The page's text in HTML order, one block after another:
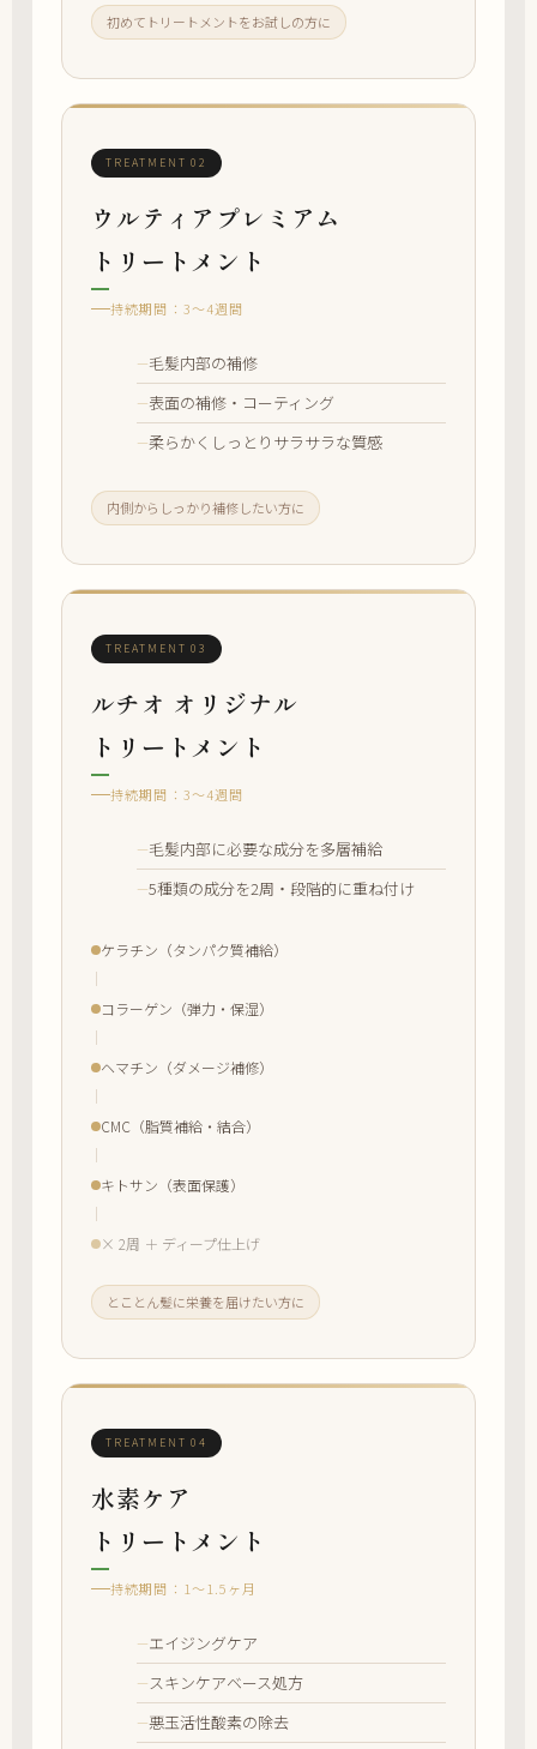
初めてトリートメントをお試しの方に
TREATMENT 02
ウルティアプレミアム
トリートメント
持続期間：3〜4週間
毛髪内部の補修
表面の補修・コーティング
柔らかくしっとりサラサラな質感
内側からしっかり補修したい方に
TREATMENT 03
ルチオ オリジナル
トリートメント
持続期間：3〜4週間
毛髪内部に必要な成分を多層補給
5種類の成分を2周・段階的に重ね付け
ケラチン（タンパク質補給）
コラーゲン（弾力・保湿）
ヘマチン（ダメージ補修）
CMC（脂質補給・結合）
キトサン（表面保護）
× 2周 ＋ ディープ仕上げ
とことん髪に栄養を届けたい方に
TREATMENT 04
水素ケア
トリートメント
持続期間：1〜1.5ヶ月
エイジングケア
スキンケアベース処方
悪玉活性酸素の除去